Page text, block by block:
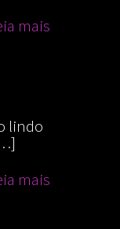
mais
lindo
mais